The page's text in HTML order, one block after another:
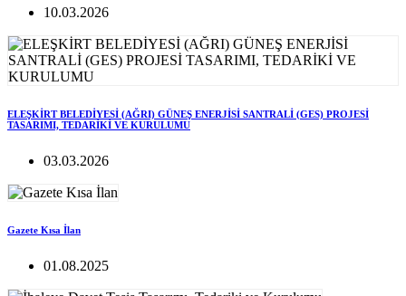
10.03.2026
ELEŞKİRT BELEDİYESİ (AĞRI) GÜNEŞ ENERJİSİ SANTRALİ (GES) PROJESİ
TASARIMI, TEDARİKİ VE KURULUMU
03.03.2026
Gazete Kısa İlan
01.08.2025